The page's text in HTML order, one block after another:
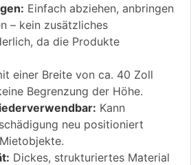
Einfach abziehen, anbringen
– kein zusätzliches
da die Produkte
einer Breite von ca. 40 Zoll
Begrenzung der Höhe.
Kann
neu positioniert
Dickes, strukturiertes Material